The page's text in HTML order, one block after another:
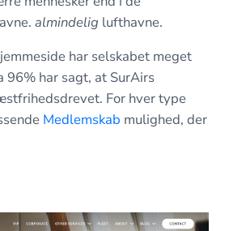
almindelig lufthavne.
har selskabet meget
96% har sagt, at SurAirs
For hver type
Medlemskab mulighed, der